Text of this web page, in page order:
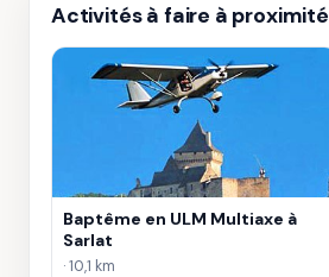
Activités à faire à proximité
Baptême en ULM Multiaxe à
Sarlat
· 10,1 km